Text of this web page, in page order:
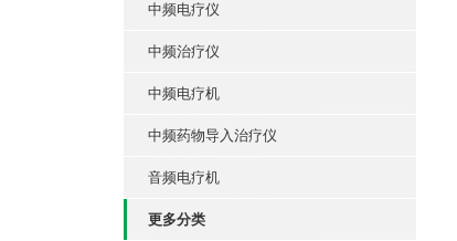
中频电疗仪
中频治疗仪
中频电疗机
中频药物导入治疗仪
音频电疗机
更多分类